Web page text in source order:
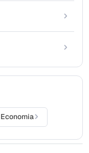
Economia